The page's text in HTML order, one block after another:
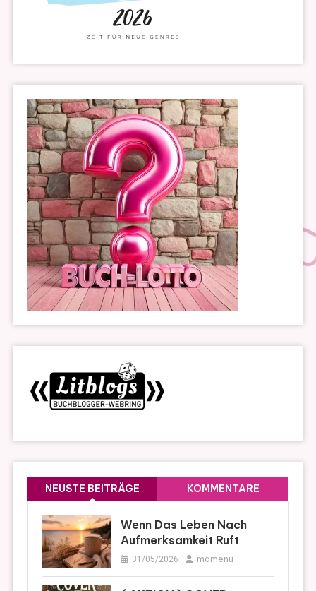
NEUSTE BEITRÄGE KOMMENTARE
Wenn Das Leben Nach
Aufmerksamkeit Ruft
31/05/2026 mamenu